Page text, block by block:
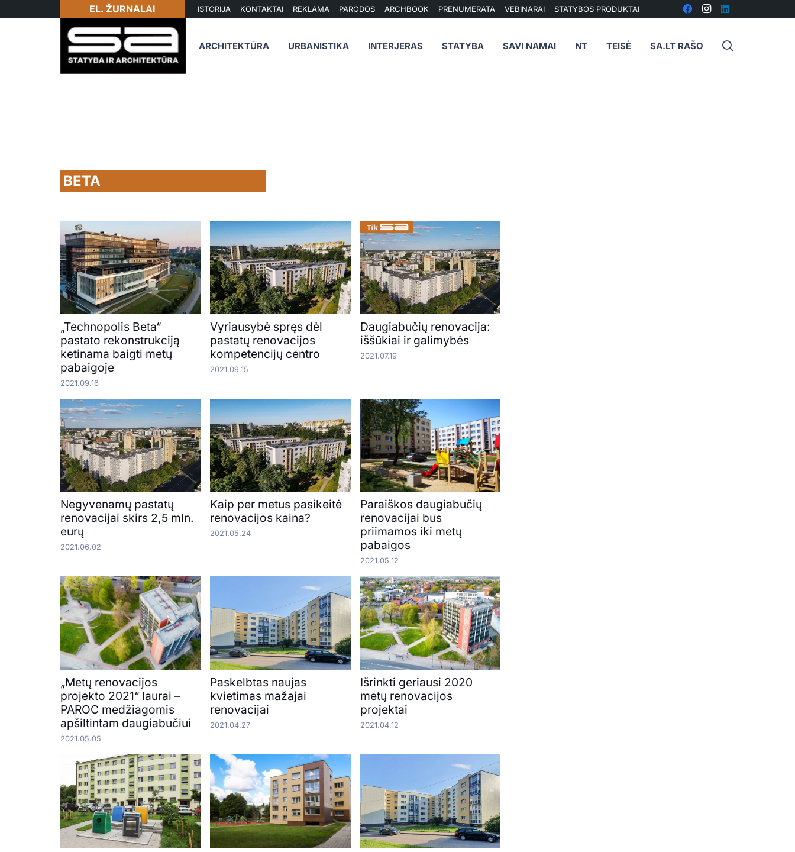
EL. ŽURNALAI ISTORIJA KONTAKTAI REKLAMA PARODOS ARCHBOOK PRENUMERATA VEBINARAI STATYBOS PRODUKTAI
ARCHITEKTŪRA URBANISTIKA INTERJERAS STATYBA SAVI NAMAI NT TEISĖ SA.LT RAŠO
BETA
„Technopolis Beta“
pastato rekonstrukciją
ketinama baigti metų
pabaigoje
2021.09.16
Vyriausybė spręs dėl
pastatų renovacijos
kompetencijų centro
2021.09.15
Daugiabučių renovacija:
iššūkiai ir galimybės
2021.07.19
Negyvenamų pastatų
renovacijai skirs 2,5 mln.
eurų
2021.06.02
Kaip per metus pasikeitė
renovacijos kaina?
2021.05.24
Paraiškos daugiabučių
renovacijai bus
priimamos iki metų
pabaigos
2021.05.12
„Metų renovacijos
projekto 2021“ laurai –
PAROC medžiagomis
apšiltintam daugiabučiui
2021.05.05
Paskelbtas naujas
kvietimas mažajai
renovacijai
2021.04.27
Išrinkti geriausi 2020
metų renovacijos
projektai
2021.04.12